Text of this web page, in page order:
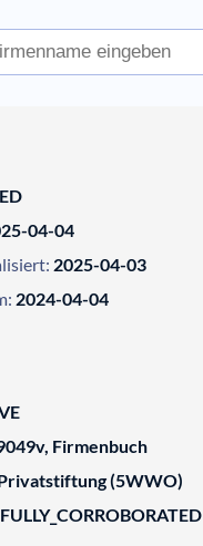
04-04
2025-04-03
2024-04-04
Firmenbuch
(5WWO)
FULLY_CORROBORATED